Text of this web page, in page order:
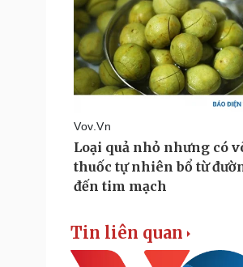
Tin liên quan